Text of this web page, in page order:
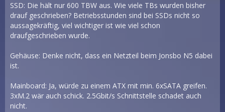
SSD: Die hält nur 600 TBW aus. Wie viele TBs wurden bisher
drauf geschrieben? Betriebsstunden sind bei SSDs nicht so
aussagekräftig, viel wichtiger ist wie viel schon
draufgeschrieben wurde.
Gehäuse: Denke nicht, dass ein Netzteil beim Jonsbo N5 dabei
ist.
Mainboard: Ja, würde zu einem ATX mit min. 6xSATA greifen.
3xM.2 wär auch schick. 2.5Gbit/s Schnittstelle schadet auch
nicht.